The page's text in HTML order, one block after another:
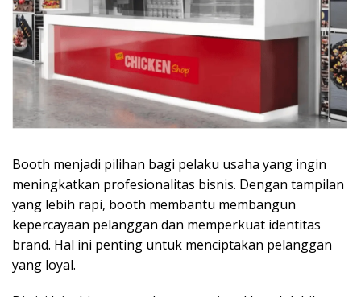
Booth menjadi pilihan bagi pelaku usaha yang ingin
meningkatkan profesionalitas bisnis. Dengan tampilan
yang lebih rapi, booth membantu membangun
kepercayaan pelanggan dan memperkuat identitas
brand. Hal ini penting untuk menciptakan pelanggan
yang loyal.